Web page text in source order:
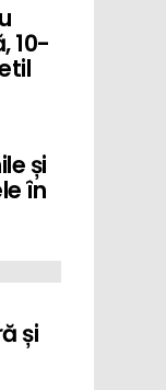
10-
și
în
și